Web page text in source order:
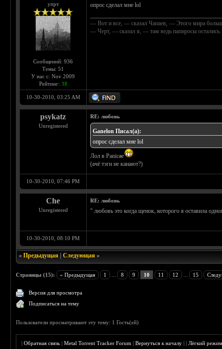
упрт
Сообщений: 936
Темы: 51
У нас с: Nov 2009
Рейтинг: 38
опрос сделал мне lol
— Вот и все, — сказал Чапаев, — Этого мира
— Черт, — сказал я, — там ведь папиросы
10-30-2010, 03:25 AM
psykatz
Unregistered
RE: любовь
Ganelon Писал(а):
опрос сделал мне lol
Лол в Panicaе
(ачё тэги не канают?)
10-30-2010, 07:46 PM
Che
Unregistered
RE: любовь
" любовь это когда щенок, которого я оставила
10-30-2010, 08:10 PM
«Предыдущая |Следующая »
Страницы (15): « Предыдущая 1 8 9 10 11 12 15
Версия для просмотра
Подписаться на тему
Пользователи просматривают эту тему: 1 Гость(ей)
|Обратная связь |Metal Torrent Tracker Forum |Вернуться к началу ||Лёгкий